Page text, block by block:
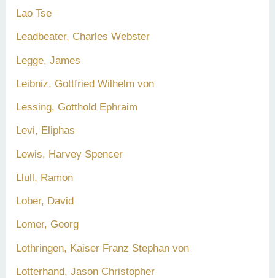
Lao Tse
Leadbeater, Charles Webster
Legge, James
Leibniz, Gottfried Wilhelm von
Lessing, Gotthold Ephraim
Levi, Eliphas
Lewis, Harvey Spencer
Llull, Ramon
Lober, David
Lomer, Georg
Lothringen, Kaiser Franz Stephan von
Lotterhand, Jason Christopher